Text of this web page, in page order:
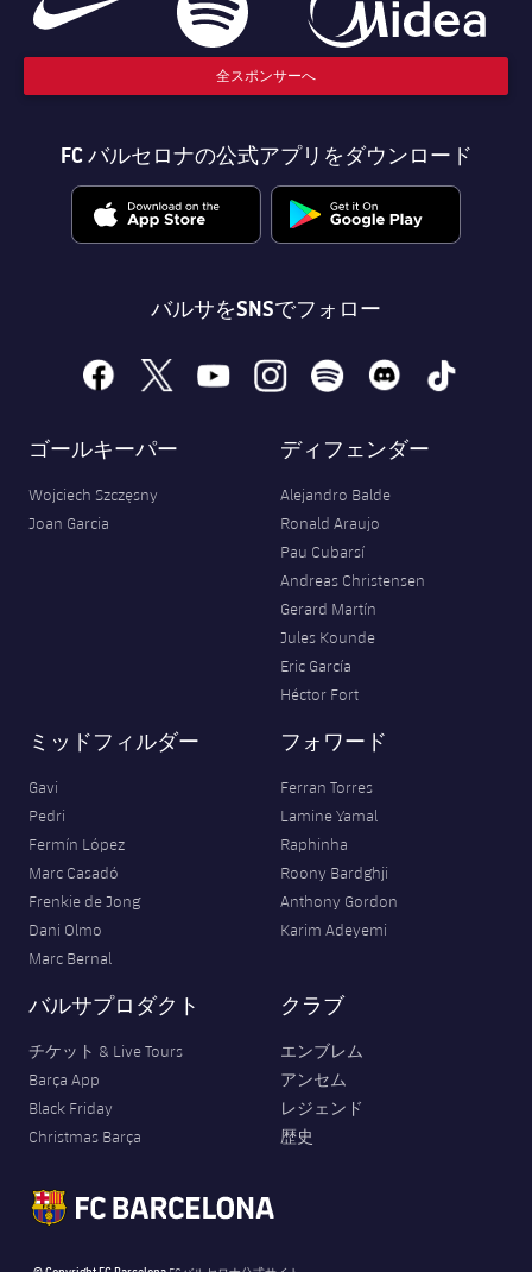
全スポンサーへ
FC バルセロナの公式アプリをダウンロード
バルサをSNSでフォロー
facebook
x youtubeinstagramspotify discord tiktok
ゴールキーパー
Wojciech Szczęsny
Joan Garcia
ディフェンダー
Alejandro Balde
Ronald Araujo
Pau Cubarsí
Andreas Christensen
Gerard Martín
Jules Kounde
Eric García
Héctor Fort
ミッドフィルダー
Gavi
Pedri
Fermín López
Marc Casadó
Frenkie de Jong
Dani Olmo
Marc Bernal
フォワード
Ferran Torres
Lamine Yamal
Raphinha
Roony Bardghji
Anthony Gordon
Karim Adeyemi
バルサプロダクト
チケット & Live Tours
Barça App
Black Friday
Christmas Barça
クラブ
エンブレム
アンセム
レジェンド
歴史